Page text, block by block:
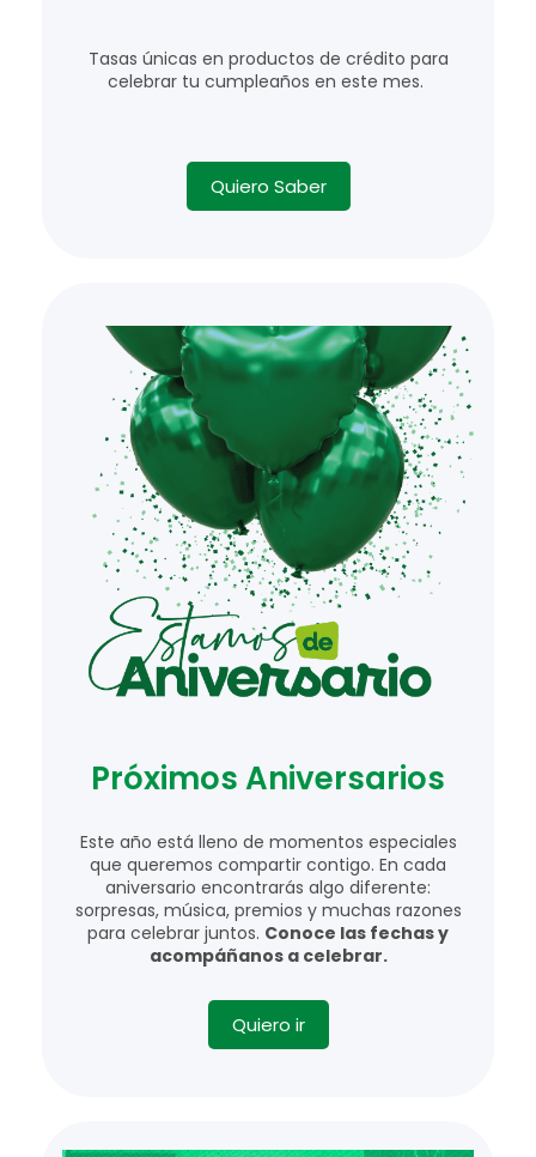
Tasas únicas en productos de crédito para
celebrar tu cumpleaños en este mes.
Quiero Saber
Próximos Aniversarios
Este año está lleno de momentos especiales
que queremos compartir contigo. En cada
aniversario encontrarás algo diferente:
sorpresas, música, premios y muchas razones
para celebrar juntos. Conoce las fechas y
acompáñanos a celebrar.
Quiero ir